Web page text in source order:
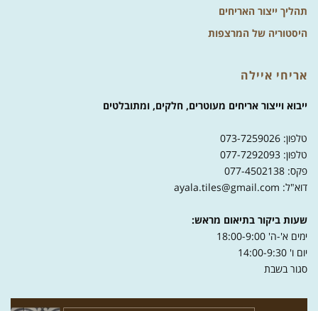
תהליך ייצור האריחים
היסטוריה של המרצפות
אריחי איילה
ייבוא וייצור אריחים מעוטרים, חלקים, ומתובלטים
טלפון: 073-7259026
טלפון: 077-7292093
פקס: 077-4502138
דוא"ל: ayala.tiles@gmail.com
שעות ביקור בתיאום מראש:
ימים א'-ה' 18:00-9:00
יום ו' 14:00-9:30
סגור בשבת